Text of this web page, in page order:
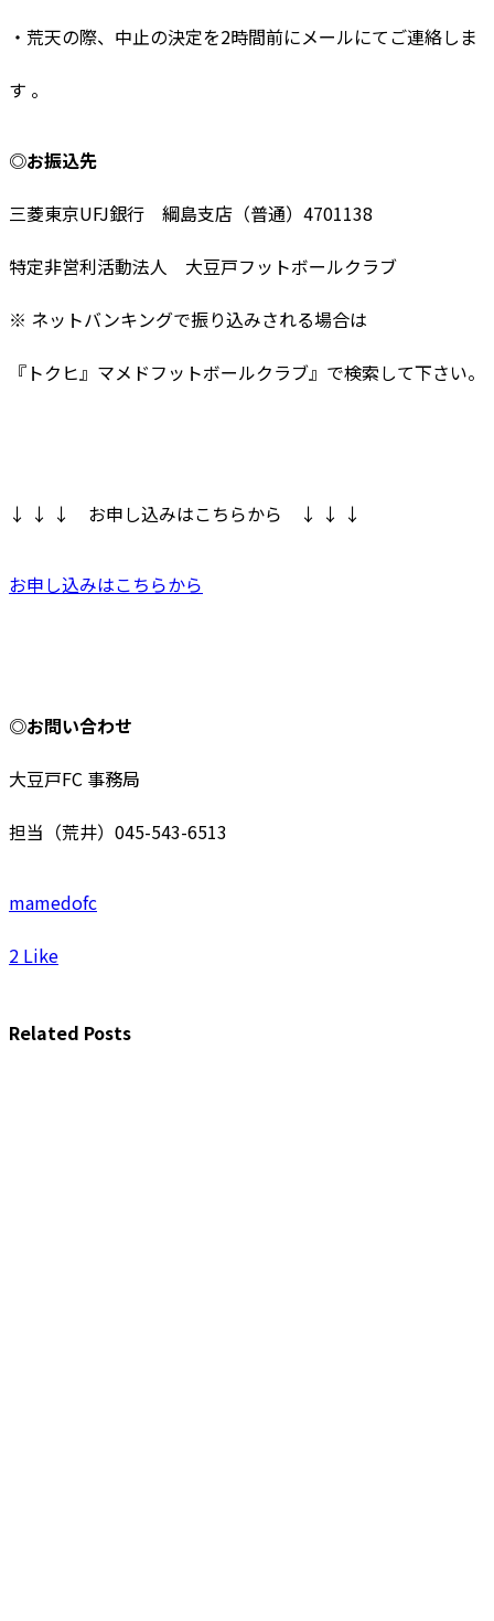
・荒天の際、中止の決定を2時間前にメールにてご連絡しま
す 。
◎お振込先
三菱東京UFJ銀行 綱島支店（普通）4701138
特定非営利活動法人 大豆戸フットボールクラブ
※ ネットバンキングで振り込みされる場合は
『トクヒ』マメドフットボールクラブ』で検索して下さい。
↓ ↓ ↓ お申し込みはこちらから ↓ ↓ ↓
お申し込みはこちらから
◎お問い合わせ
大豆戸FC 事務局
担当（荒井）045-543-6513
mamedofc
2 Like
Related Posts